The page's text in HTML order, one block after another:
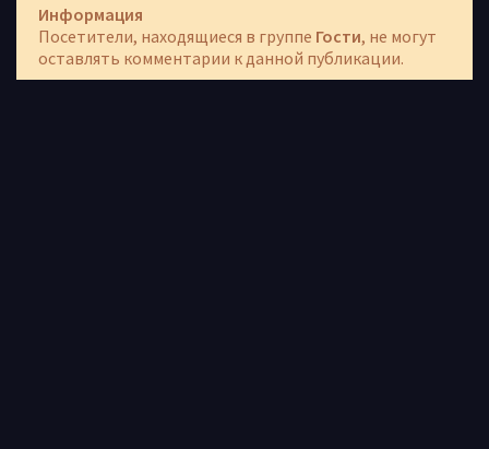
Информация
Посетители, находящиеся в группе Гости, не могут
оставлять комментарии к данной публикации.